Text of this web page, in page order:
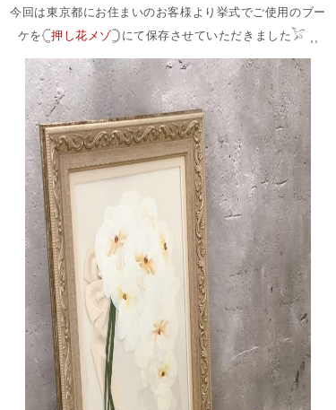
今回は東京都にお住まいのお客様より挙式でご使用のブー
ケを𓊆押し花メゾ𓊇にて保存させていただきました𓅯 ⸒⸒